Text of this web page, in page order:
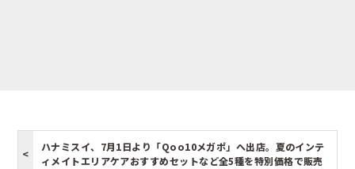
ハナミスイ、7月1日より「Qoo10メガポ」へ出店。夏のインテ
ィメイトエリアケアおすすめセットなど全5種を特別価格で販売